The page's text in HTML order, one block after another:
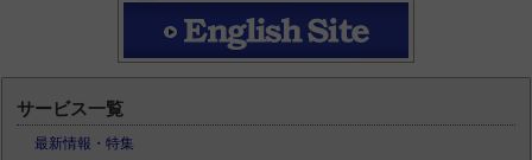
サービス一覧
最新情報・特集